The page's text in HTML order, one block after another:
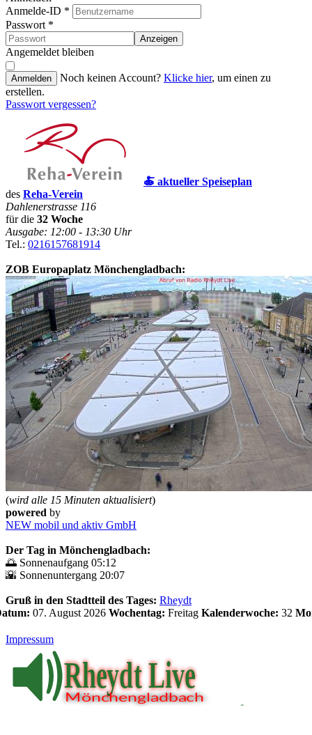
Anmelde-ID *
Passwort *
Anzeigen
Angemeldet bleiben
Anmelden Noch keinen Account? Klicke hier, um einen zu
erstellen.
Passwort vergessen?
🍝 aktueller Speiseplan
des Reha-Verein
Dahlenerstrasse 116
für die 32 Woche
Ausgabe: 12:00 - 13:30 Uhr
Tel.: 0216157681914
ZOB Europaplatz Mönchengladbach:
(wird alle 15 Minuten aktualisiert)
powered by
NEW mobil und aktiv GmbH
Der Tag in Mönchengladbach:
🌅 Sonnenaufgang 05:12
🌇 Sonnenuntergang 20:07
Gruß in den Stadtteil des Tages: Rheydt
07. August 2026 Wochentag: Freitag Kalenderwoche: 32
Impressum